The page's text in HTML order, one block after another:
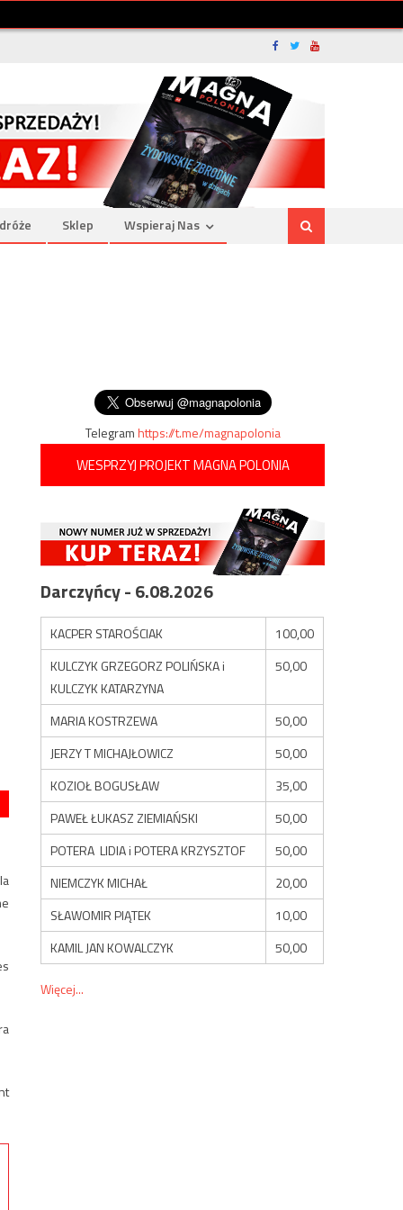
Sklep Wspieraj Nas
Telegramhttps://t.me/magnapolonia
WESPRZYJ PROJEKT MAGNA POLONIA
Darczyńcy - 6.08.2026
KACPER STAROŚCIAK
100,00
KULCZYK GRZEGORZ POLIŃSKA i
KULCZYK KATARZYNA
50,00
MARIA KOSTRZEWA
50,00
JERZY T MICHAJŁOWICZ
50,00
KOZIOŁ BOGUSŁAW
35,00
PAWEŁ ŁUKASZ ZIEMIAŃSKI
50,00
POTERA LIDIA i POTERA KRZYSZTOF
50,00
NIEMCZYK MICHAŁ
20,00
SŁAWOMIR PIĄTEK
10,00
KAMIL JAN KOWALCZYK
50,00
Więcej...